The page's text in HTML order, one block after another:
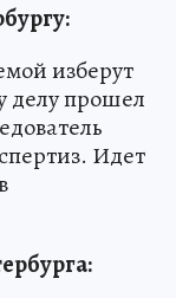
изберут
делу прошел
Идет